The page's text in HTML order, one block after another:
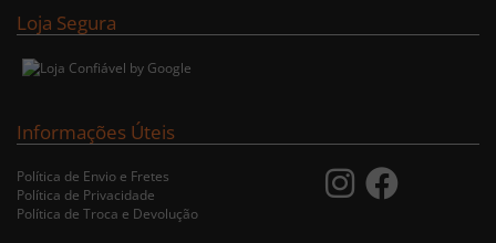
Loja Segura
Informações Úteis
Política de Envio e Fretes
Política de Privacidade
Política de Troca e Devolução